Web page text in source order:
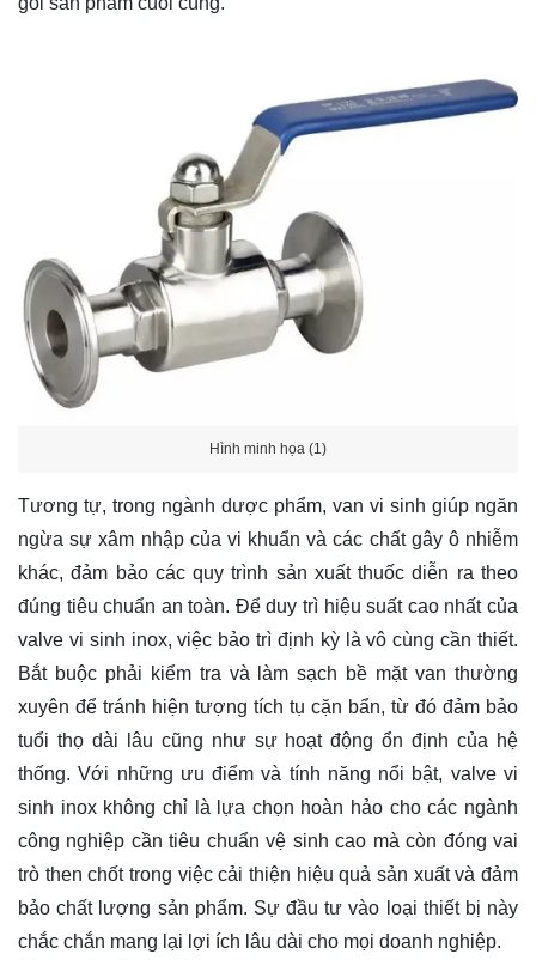
Hình minh họa (1)
Tương tự, trong ngành dược phẩm, van vi sinh giúp ngăn
ngừa sự xâm nhập của vi khuẩn và các chất gây ô nhiễm
khác, đảm bảo các quy trình sản xuất thuốc diễn ra theo
đúng tiêu chuẩn an toàn. Để duy trì hiệu suất cao nhất của
valve vi sinh inox, việc bảo trì định kỳ là vô cùng cần thiết.
Bắt buộc phải kiểm tra và làm sạch bề mặt van thường
xuyên để tránh hiện tượng tích tụ cặn bẩn, từ đó đảm bảo
tuổi thọ dài lâu cũng như sự hoạt động ổn định của hệ
thống. Với những ưu điểm và tính năng nổi bật, valve vi
sinh inox không chỉ là lựa chọn hoàn hảo cho các ngành
công nghiệp cần tiêu chuẩn vệ sinh cao mà còn đóng vai
trò then chốt trong việc cải thiện hiệu quả sản xuất và đảm
bảo chất lượng sản phẩm. Sự đầu tư vào loại thiết bị này
chắc chắn mang lại lợi ích lâu dài cho mọi doanh nghiệp.